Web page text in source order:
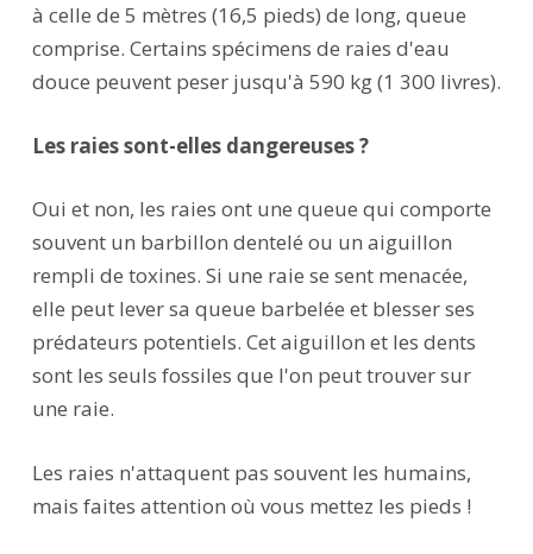
à celle de 5 mètres (16,5 pieds) de long, queue
comprise. Certains spécimens de raies d'eau
douce peuvent peser jusqu'à 590 kg (1 300 livres).
Les raies sont-elles dangereuses ?
Oui et non, les raies ont une queue qui comporte
souvent un barbillon dentelé ou un aiguillon
rempli de toxines. Si une raie se sent menacée,
elle peut lever sa queue barbelée et blesser ses
prédateurs potentiels. Cet aiguillon et les dents
sont les seuls fossiles que l'on peut trouver sur
une raie.
Les raies n'attaquent pas souvent les humains,
mais faites attention où vous mettez les pieds !